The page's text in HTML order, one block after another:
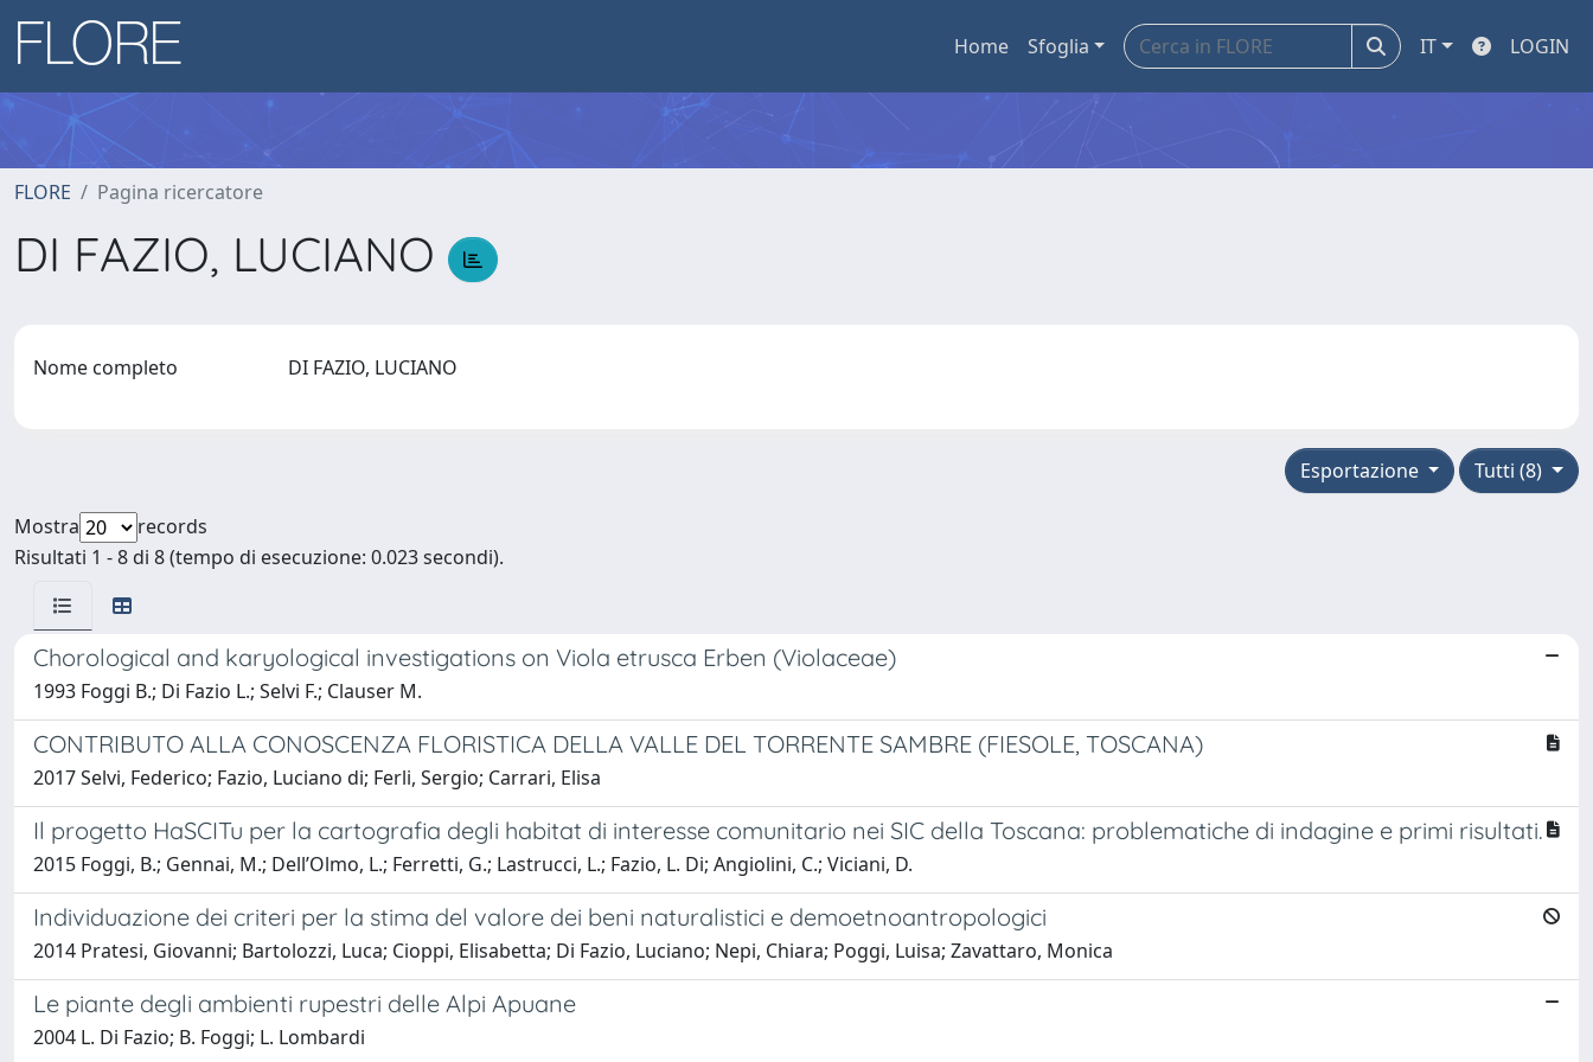
Home Sfoglia IT LOGIN
FLORE Pagina ricercatore
DI FAZIO, LUCIANO
Nome completo DI FAZIO, LUCIANO
Tutti (8)
Esportazione
Mostra
records
Risultati 1 - 8 di 8 (tempo di esecuzione: 0.023 secondi).
Chorological and karyological investigations on Viola etrusca Erben (Violaceae)
1993 Foggi B.; Di Fazio L.; Selvi F.; Clauser M.
CONTRIBUTO ALLA CONOSCENZA FLORISTICA DELLA VALLE DEL TORRENTE SAMBRE (FIESOLE, TOSCANA)
2017 Selvi, Federico; Fazio, Luciano di; Ferli, Sergio; Carrari, Elisa
Il progetto HaSCITu per la cartografia degli habitat di interesse comunitario nei SIC della Toscana: problematiche di indagine e primi risultati.
2015 Foggi, B.; Gennai, M.; Dell’Olmo, L.; Ferretti, G.; Lastrucci, L.; Fazio, L. Di; Angiolini, C.; Viciani, D.
Individuazione dei criteri per la stima del valore dei beni naturalistici e demoetnoantropologici
2014 Pratesi, Giovanni; Bartolozzi, Luca; Cioppi, Elisabetta; Di Fazio, Luciano; Nepi, Chiara; Poggi, Luisa; Zavattaro, Monica
Le piante degli ambienti rupestri delle Alpi Apuane
2004 L. Di Fazio; B. Foggi; L. Lombardi